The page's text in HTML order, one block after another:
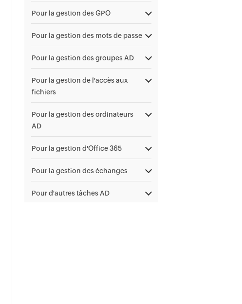
Pour la gestion des GPO
Pour la gestion des mots de passe
Pour la gestion des groupes AD
Pour la gestion de l'accès aux
fichiers
Pour la gestion des ordinateurs
AD
Pour la gestion d'Office 365
Pour la gestion des échanges
Pour d'autres tâches AD